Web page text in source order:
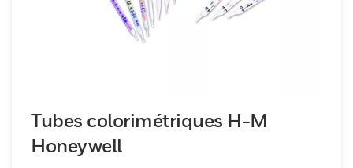
Tubes colorimétriques H-M
Honeywell